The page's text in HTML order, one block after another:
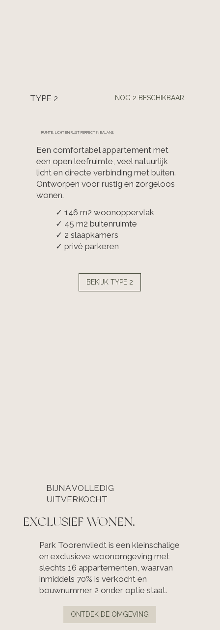
TYPE 2 NOG 2 BESCHIKBAAR
RUIMTE, LICHT EN RUST PERFECT IN BALANS.
Een comfortabel appartement met
een open leefruimte, veel natuurlijk
licht en directe verbinding met buiten.
Ontworpen voor rustig en zorgeloos
wonen.
✓ 146 m2 woonoppervlak
✓ 45 m2 buitenruimte
✓ 2 slaapkamers
✓ privé parkeren
BEKIJK TYPE 2
BIJNA VOLLEDIG
UITVERKOCHT
EXCLUSIEF WONEN.
Park Toorenvliedt is een kleinschalige
en exclusieve woonomgeving met
slechts 16 appartementen, waarvan
inmiddels 70% is verkocht en
bouwnummer 2 onder optie staat.
ONTDEK DE OMGEVING